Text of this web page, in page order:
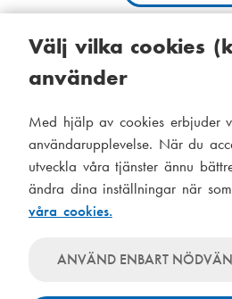
Välj vilka cookies
använder
Med hjälp av cookies erbjuder
användarupplevelse. När du
utveckla våra tjänster ännu
ändra dina inställningar när
våra cookies.
ANVÄND ENBART
S
d